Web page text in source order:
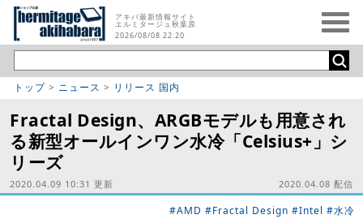
アキバ最新情報サイト
エルミタージュ秋葉原
2026/08/08 22:20
トップ > ニュース > リリース 国内
Fractal Design、ARGBモデルも用意され
る新型オールインワン水冷「Celsius+」シ
リーズ
2020.04.09 10:31 更新 2020.04.08 配信
#AMD #Fractal Design #Intel #水冷